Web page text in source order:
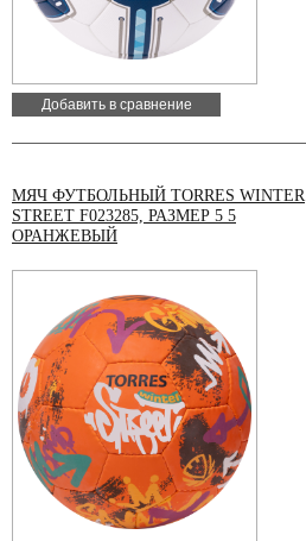
Добавить в сравнение
МЯЧ ФУТБОЛЬНЫЙ TORRES WINTER
STREET F023285, РАЗМЕР 5 5
ОРАНЖЕВЫЙ